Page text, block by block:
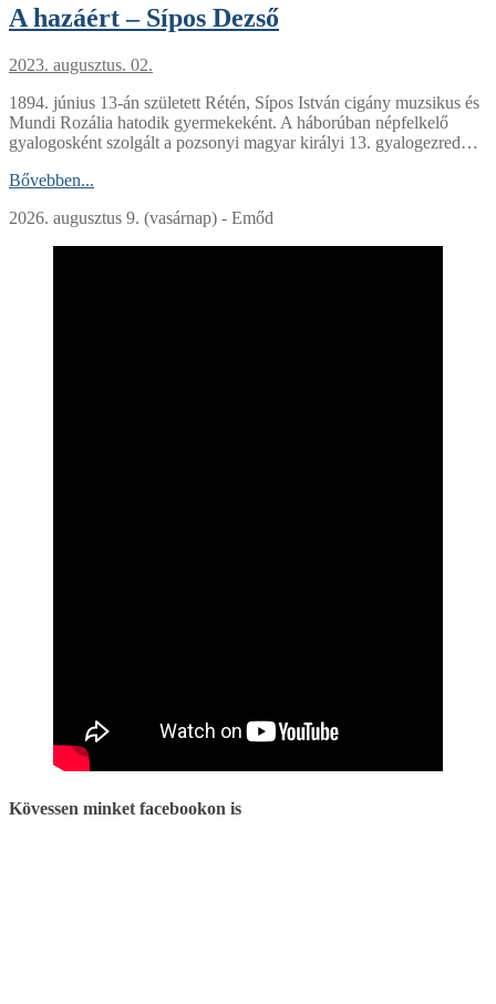
A hazáért – Sípos Dezső
2023. augusztus. 02.
1894. június 13-án született Rétén, Sípos István cigány muzsikus és
Mundi Rozália hatodik gyermekeként. A háborúban népfelkelő
gyalogosként szolgált a pozsonyi magyar királyi 13. gyalogezred…
Bővebben...
2026. augusztus 9. (vasárnap) - Emőd
Kövessen minket facebookon is